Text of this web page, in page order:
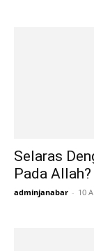
Selaras
Pada Allah?
adminjanabar - 10